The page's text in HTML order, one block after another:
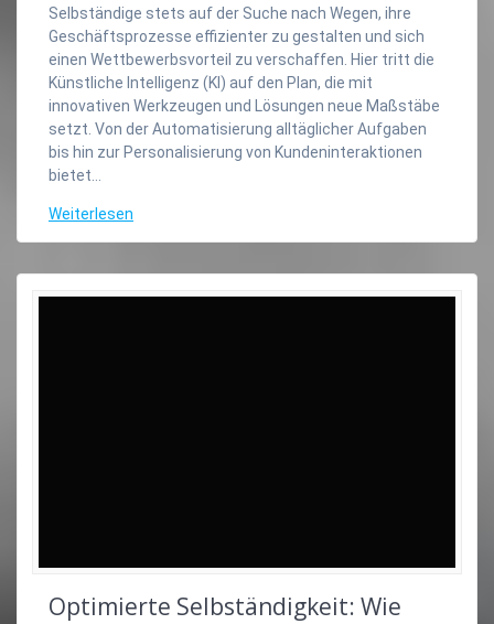
Selbständige stets auf der Suche nach Wegen, ihre
Geschäftsprozesse effizienter zu gestalten und sich
einen Wettbewerbsvorteil zu verschaffen. Hier tritt die
Künstliche Intelligenz (KI) auf den Plan, die mit
innovativen Werkzeugen und Lösungen neue Maßstäbe
setzt. Von der Automatisierung alltäglicher Aufgaben
bis hin zur Personalisierung von Kundeninteraktionen
bietet…
Weiterlesen
Optimierte Selbständigkeit: Wie